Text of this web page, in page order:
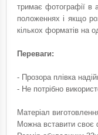
тримає фотографії в
положеннях і якщо
кількох форматів на
Переваги:
- Прозора плівка
- Не потрібно
Матеріал
Можна вставити своє